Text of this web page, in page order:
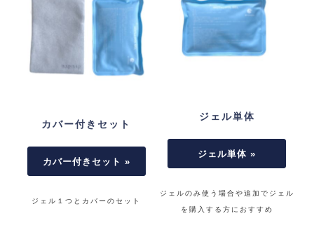
カバー付きセット
カバー付きセット »
ジェル１つとカバーのセット
ジェル単体
ジェル単体 »
ジェルのみ使う場合や追加でジェル
を購入する方におすすめ